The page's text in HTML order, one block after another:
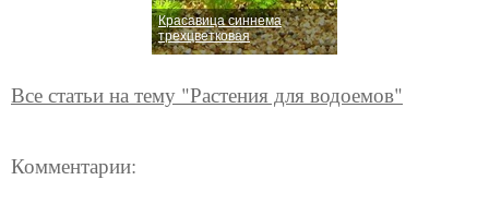
Красавица синнема
трехцветковая
Все статьи на тему "Растения для водоемов"
Комментарии: